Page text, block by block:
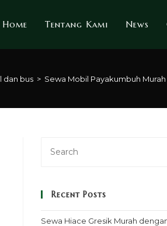
Home Tentang Kami News
dan bus > Sewa Mobil Payakumbuh
Recent Posts
Sewa Hiace Gresik Murah